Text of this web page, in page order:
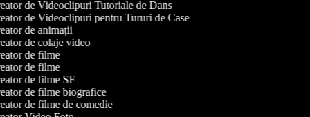
de Videoclipuri Tutoriale de Dans
de Videoclipuri pentru Tururi de Case
de animații
de colaje video
de filme
de filme
de filme SF
de filme biografice
de filme de comedie